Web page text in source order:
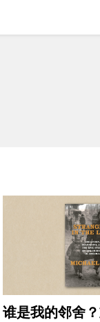
谁是我的邻舍